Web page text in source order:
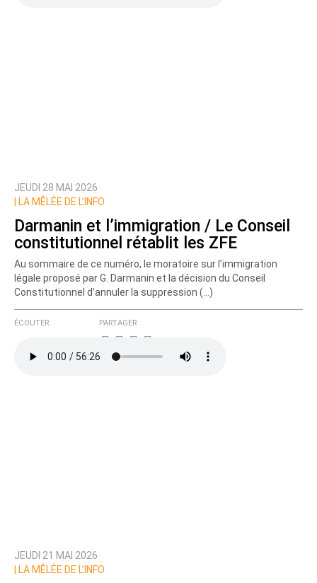
JEUDI 28 MAI 2026
LA MÊLÉE DE L’INFO
Darmanin et l’immigration / Le Conseil
constitutionnel rétablit les ZFE
Au sommaire de ce numéro, le moratoire sur l’immigration
légale proposé par G. Darmanin et la décision du Conseil
Constitutionnel d’annuler la suppression (…)
ÉCOUTER PARTAGER
JEUDI 21 MAI 2026
LA MÊLÉE DE L’INFO